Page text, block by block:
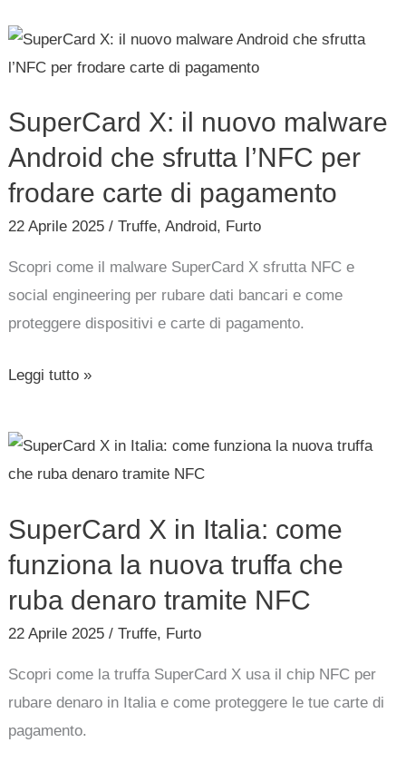
SuperCard X: il nuovo malware
Android che sfrutta l’NFC per
frodare carte di pagamento
22 Aprile 2025/Truffe,Android, Furto
Scopri come il malware SuperCard X sfrutta NFC e
social engineering per rubare dati bancari e come
proteggere dispositivi e carte di pagamento.
SuperCard
X:
nuovo
malware
Android
che
sfrutta
l’NFC
per
frodare
di
Leggi tutto »
SuperCard X in Italia: come
funziona la nuova truffa che
ruba denaro tramite NFC
22 Aprile 2025/Truffe, Furto
Scopri come la truffa SuperCard X usa il chip NFC per
rubare denaro in Italia e come proteggere le tue carte di
pagamento.
SuperCard
X
Italia:
come
funziona
la
nuova
truffa
che
ruba